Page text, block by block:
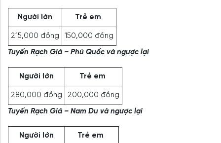
Người lớn Trẻ em
215,000 đồng 150,000 đồng
Tuyến Rạch Giá – Phú Quốc và ngược lại
Người lớn Trẻ em
280,000 đồng 200,000 đồng
Tuyến Rạch Giá – Nam Du và ngược lại
Người lớn Trẻ em